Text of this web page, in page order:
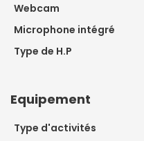
Webcam
Microphone intégré
Type de H.P
Equipement
Type d'activités